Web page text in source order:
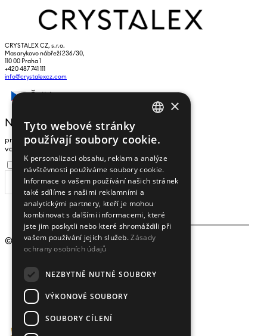
CRYSTALEX CZ, s.r.o.
Masarykovo nábřeží 236/30,
110 00 Praha 1
+420 487 741 111
info@crystalexcz.com
NEWSLETTER
pro zasílání zpráv a novinek zadejte prosím
vaši e-mailovou adresu
Souhlasím se zpracováním osobních údajů
ODEBÍRAT
© 2009 - 2026Crystalex CZ, s.r.o.
×
Tyto webové stránky
používají soubory cookie.
K personalizaci obsahu, reklam a analýze
návštěvnosti používáme soubory cookie.
Informace o vašem používání našich stránek
také sdílíme s našimi reklamními a
analytickými partnery, kteří je mohou
kombinovat s dalšími informacemi, které
jste jim poskytli nebo které shromáždili při
vašem používání jejich služeb.Zásady
ochrany osobních údajů
NEZBYTNĚ NUTNÉ SOUBORY
VÝKONOVÉ SOUBORY
SOUBORY CÍLENÍ